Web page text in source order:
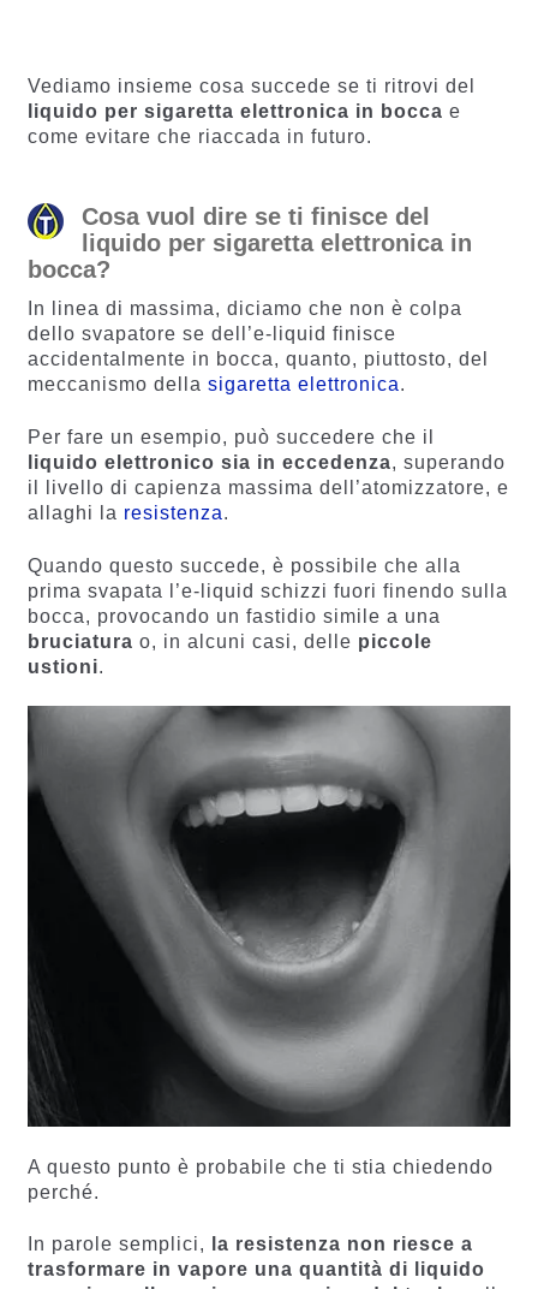
recensio
ni
recension
i
Vediamo insieme cosa succede se ti ritrovi del
liquido per sigaretta elettronica in bocca e
come evitare che riaccada in futuro.
Cosa vuol dire se ti finisce del
liquido per sigaretta elettronica in
bocca?
In linea di massima, diciamo che non è colpa
dello svapatore se dell’e-liquid finisce
accidentalmente in bocca, quanto, piuttosto, del
meccanismo della sigaretta elettronica.
Per fare un esempio, può succedere che il
liquido elettronico sia in eccedenza, superando
il livello di capienza massima dell’atomizzatore, e
allaghi la resistenza.
Quando questo succede, è possibile che alla
prima svapata l’e-liquid schizzi fuori finendo sulla
bocca, provocando un fastidio simile a una
bruciatura o, in alcuni casi, delle piccole
ustioni.
A questo punto è probabile che ti stia chiedendo
perché.
In parole semplici,
la resistenza non riesce a
trasformare in vapore una quantità di liquido